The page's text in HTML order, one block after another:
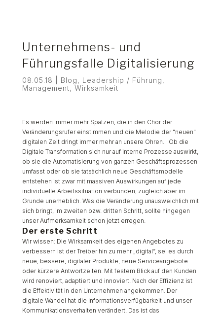
Unternehmens- und
Führungsfalle Digitalisierung
08.05.18 Blog, Leadership / Führung,
Management, Wirksamkeit
Es werden immer mehr Spatzen, die in den Chor der
Veränderungsrufer einstimmen und die Melodie der "neuen"
digitalen Zeit dringt immer mehr an unsere Ohren. Ob die
Digitale Transformation sich nur auf interne Prozesse auswirkt,
ob sie die Automatisierung von ganzen Geschäftsprozessen
umfasst oder ob sie tatsächlich neue Geschäftsmodelle
entstehen ist zwar mit massiven Auswirkungen auf jede
individuelle Arbeitssituation verbunden, zugleich aber im
Grunde unerheblich. Was die Veränderung unausweichlich mit
sich bringt, im zweiten bzw. dritten Schritt, sollte hingegen
unser Aufmerksamkeit schon jetzt erregen.
Der erste Schritt
Wir wissen: Die Wirksamkeit des eigenen Angebotes zu
verbessern ist der Treiber hin zu mehr „digital“, sei es durch
neue, bessere, digitaler Produkte, neue Serviceangebote
oder kürzere Antwortzeiten. Mit festem Blick auf den Kunden
wird renoviert, adaptiert und innoviert. Nach der Effizienz ist
die Effektivität in den Unternehmen angekommen. Der
digitale Wandel hat die Informationsverfügbarkeit und unser
Kommunikationsverhalten verändert. Das ist das